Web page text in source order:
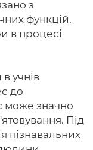
з
функцій,
в процесі
учнів
до
може значно
Під
пізнавальних